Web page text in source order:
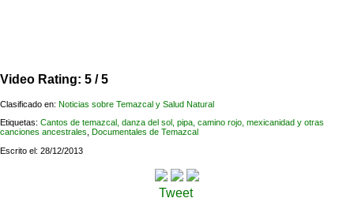
Video Rating: 5 / 5
Clasificado en: Noticias sobre Temazcal y Salud Natural
Etiquetas: Cantos de temazcal, danza del sol, pipa, camino rojo, mexicanidad y otras
canciones ancestrales, Documentales de Temazcal
Escrito el: 28/12/2013
Tweet